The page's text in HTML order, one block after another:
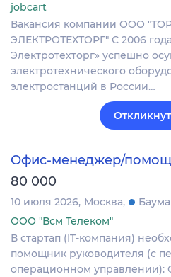
jobcart
Вакансия компании ООО
ЭЛЕКТРОТЕХТОРГ" С 2006
Электротехторг» успешно
электротехнического
электростанций в России…
Офис-менеджер/
80 000
10 июля 2026 Москва
ООО "Всм Телеком"
В стартап (IT-компания)
помощник руководителя (с
операционном управлении):